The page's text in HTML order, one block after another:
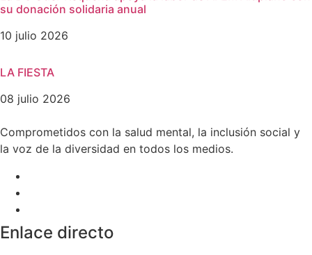
su donación solidaria anual
10 julio 2026
LA FIESTA
08 julio 2026
Comprometidos con la salud mental, la inclusión social y
la voz de la diversidad en todos los medios.
Enlace directo